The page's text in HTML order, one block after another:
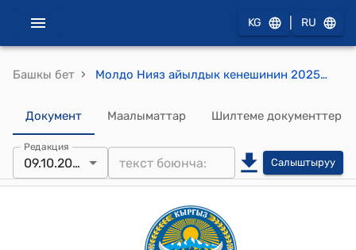
KG RU
Башкы бет › Молдо Нияз айылдык кенешинин 2025-жылдын 9-октябрындагы № 01-07/59 "Молдо Нияз айыл аймагынын айыл өкмөтүнүн бюджетине өзгөртүүлөр киргизүү жөнүндө" токтому
Документ Маалыматтар Шилтеме документтер
Редакция
09.10.2025 Салыштыруу